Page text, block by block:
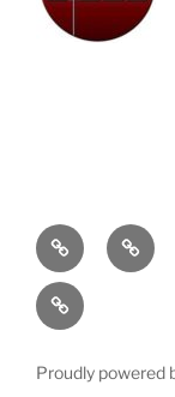
Attualità
Contatti
Proudly powered